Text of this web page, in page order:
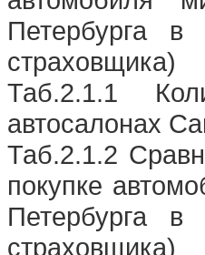
Петербурга
страховщика)
Таб.2.1.1
автосалонах
Таб.2.1.2
покупке
Петербурга
страховщика)